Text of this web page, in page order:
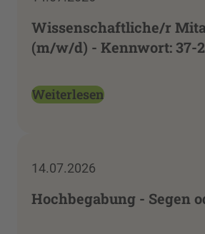
Wissenschaftliche/r
(m/w/d) - Kennwort: 37-
Weiterlesen
14.07.2026
Hochbegabung - Segen